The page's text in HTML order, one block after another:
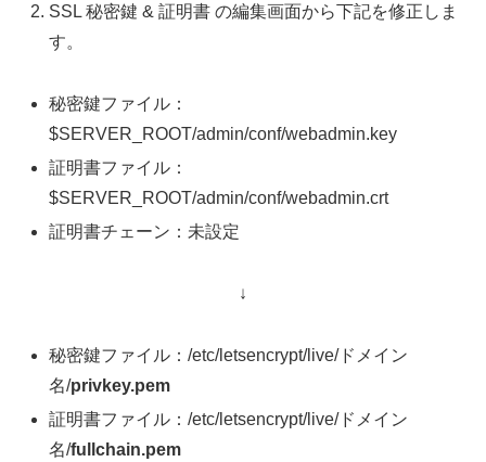
SSL 秘密鍵 & 証明書 の編集画面から下記を修正しま
す。
秘密鍵ファイル：
$SERVER_ROOT/admin/conf/webadmin.key
証明書ファイル：
$SERVER_ROOT/admin/conf/webadmin.crt
証明書チェーン：未設定
↓
秘密鍵ファイル：/etc/letsencrypt/live/ドメイン
名/privkey.pem
証明書ファイル：/etc/letsencrypt/live/ドメイン
名/fullchain.pem